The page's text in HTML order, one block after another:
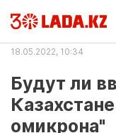
18.05.2022, 10:34
Будут ли
омикрона"